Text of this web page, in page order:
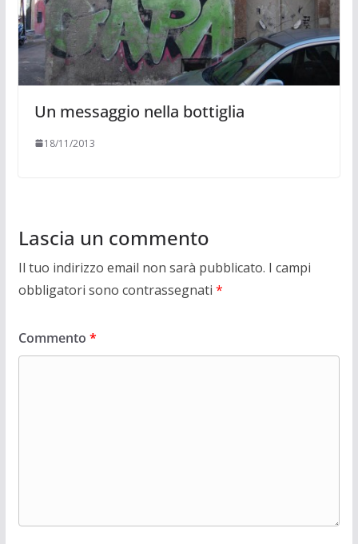
Un messaggio nella bottiglia
18/11/2013
Lascia un commento
Il tuo indirizzo email non sarà pubblicato. I campi
obbligatori sono contrassegnati *
Commento *